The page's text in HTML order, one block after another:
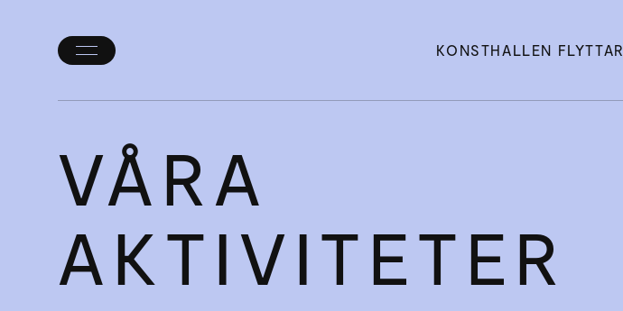
Öppna/stäng
KONSTHALLEN FLYTTAR
VÅRA
AKTIVITETER